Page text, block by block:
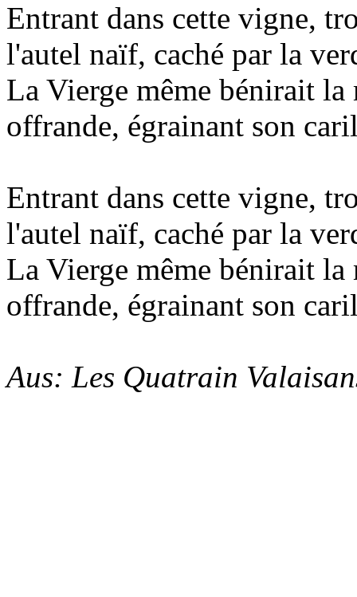
Entrant dans cette vigne,
l'autel naïf, caché par la
La Vierge même bénirait la
offrande, égrainant son
Entrant dans cette vigne,
l'autel naïf, caché par la
La Vierge même bénirait la
offrande, égrainant son
Aus: Les Quatrain